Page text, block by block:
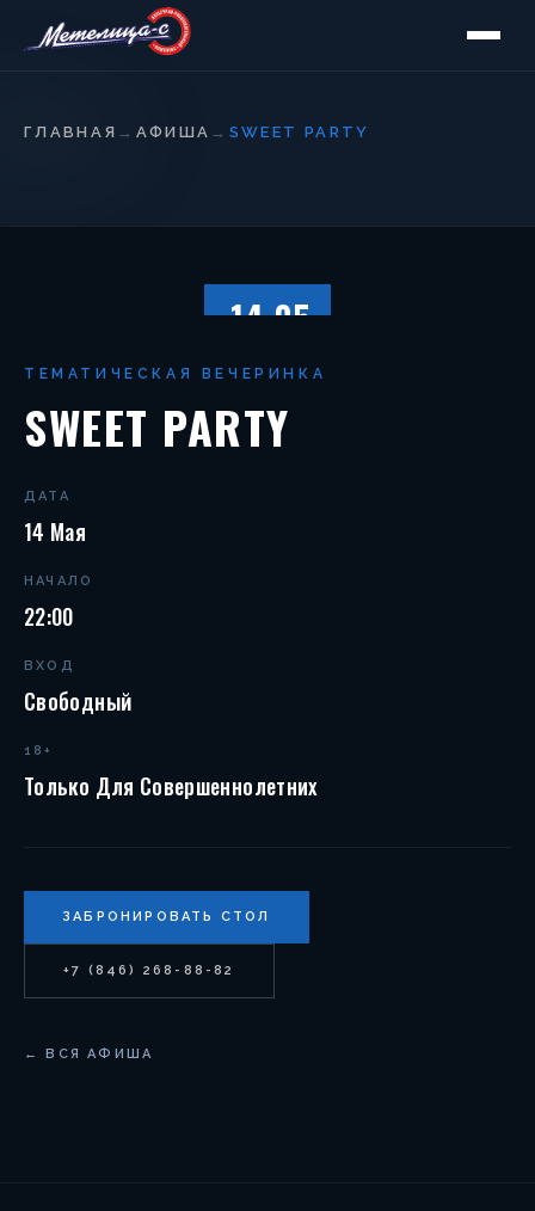
ГЛАВНАЯ → АФИША → SWEET PARTY
14.05
ТЕМАТИЧЕСКАЯ ВЕЧЕРИНКА
SWEET PARTY
ДАТА
14 Мая
НАЧАЛО
22:00
ВХОД
Свободный
18+
Только Для Совершеннолетних
ЗАБРОНИРОВАТЬ СТОЛ
+7 (846) 268-88-82
← ВСЯ АФИША